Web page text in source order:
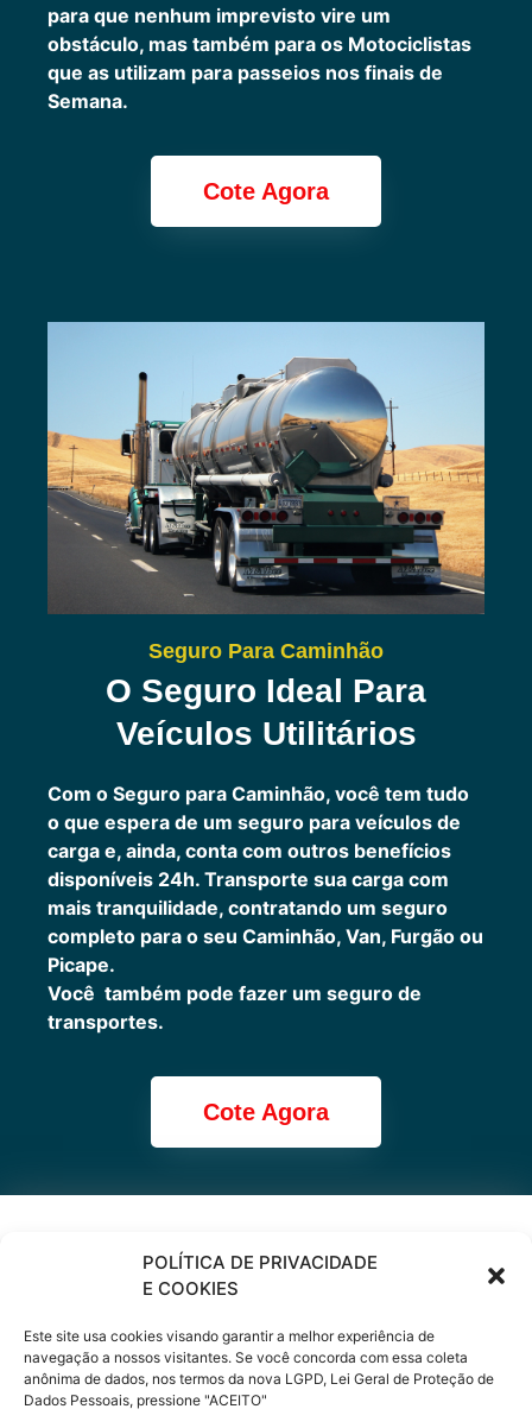
POLÍTICA DE PRIVACIDADE
E COOKIES
Este site usa cookies visando garantir a melhor experiência de
navegação a nossos visitantes. Se você concorda com essa coleta
anônima de dados, nos termos da nova LGPD, Lei Geral de Proteção de
Dados Pessoais, pressione "ACEITO"
para que nenhum imprevisto vire um
obstáculo, mas também para os Motociclistas
que as utilizam para passeios nos finais de
Semana.
Cote Agora
Seguro Para Caminhão
O Seguro Ideal Para
Veículos Utilitários
Com o Seguro para Caminhão, você tem tudo
o que espera de um seguro para veículos de
carga e, ainda, conta com outros benefícios
disponíveis 24h. Transporte sua carga com
mais tranquilidade, contratando um seguro
completo para o seu Caminhão, Van, Furgão ou
Picape.
Você também pode fazer um seguro de
transportes.
Cote Agora
Cote online ou
peça via
WhatsApp